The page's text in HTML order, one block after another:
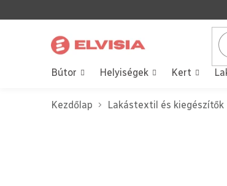
a
tartalomhoz
Bútor Helyiségek Kert
Kezdőlap Lakástextil és kiegészítők